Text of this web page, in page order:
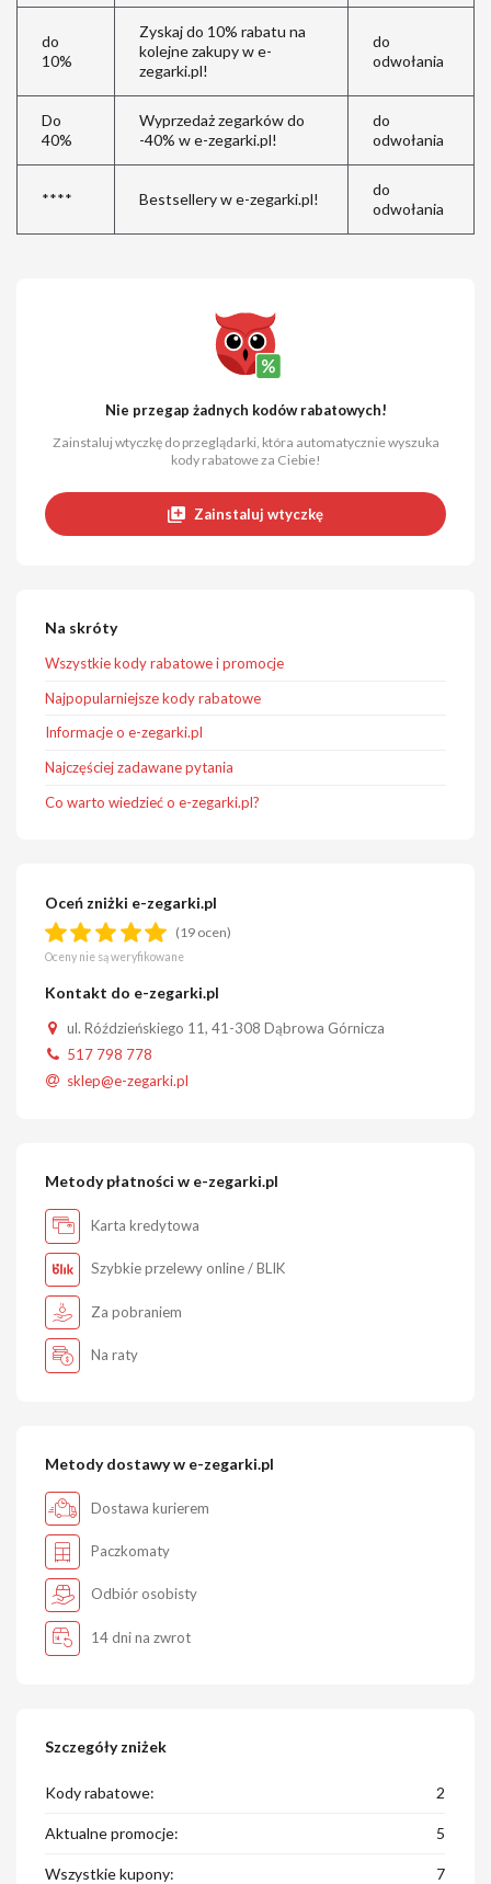
do
10%
Zyskaj do 10% rabatu na
kolejne zakupy w e-
zegarki.pl!
do
odwołania
Do
40%
Wyprzedaż zegarków do
-40% w e-zegarki.pl!
do
odwołania
**** Bestsellery w e-zegarki.pl!
do
odwołania
Nie przegap żadnych kodów rabatowych!
Zainstaluj wtyczkę do przeglądarki, która automatycznie wyszuka
kody rabatowe za Ciebie!
Zainstaluj wtyczkę
Na skróty
Wszystkie kody rabatowe i promocje
Najpopularniejsze kody rabatowe
Informacje o e-zegarki.pl
Najczęściej zadawane pytania
Co warto wiedzieć o e-zegarki.pl?
Oceń zniżki e-zegarki.pl
(19 ocen)
Oceny nie są weryfikowane
Kontakt do e-zegarki.pl
ul. Róździeńskiego 11, 41-308 Dąbrowa Górnicza
517 798 778
sklep@e-zegarki.pl
Metody płatności w e-zegarki.pl
Karta kredytowa
Szybkie przelewy online / BLIK
Za pobraniem
Na raty
Metody dostawy w e-zegarki.pl
Dostawa kurierem
Paczkomaty
Odbiór osobisty
14 dni na zwrot
Szczegóły zniżek
Kody rabatowe: 2
Aktualne promocje: 5
Wszystkie kupony: 7